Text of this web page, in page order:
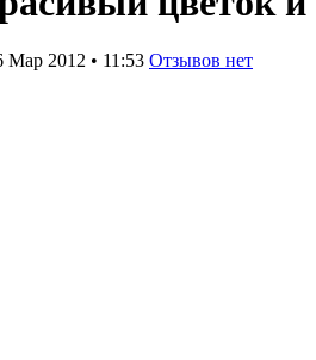
Мар 2012 • 11:53 Отзывов нет